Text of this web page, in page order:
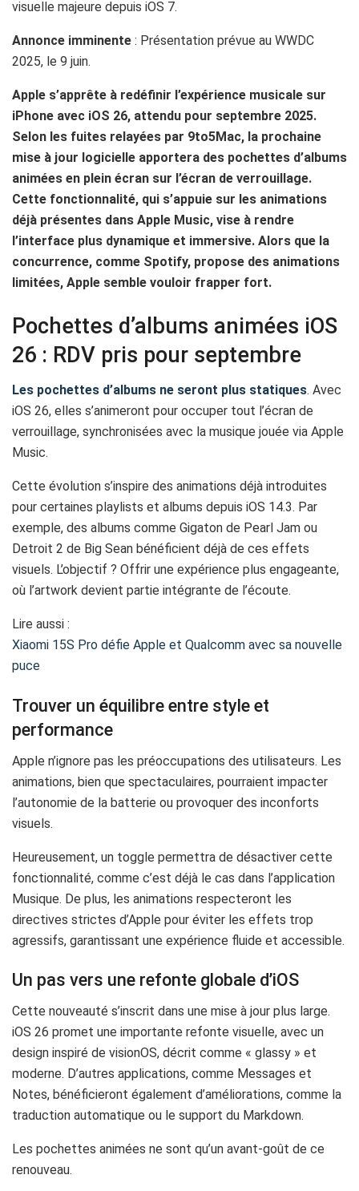
visuelle majeure depuis iOS 7.
Annonce imminente : Présentation prévue au WWDC
2025, le 9 juin.
Apple s’apprête à redéfinir l’expérience musicale sur
iPhone avec iOS 26, attendu pour septembre 2025.
Selon les fuites relayées par 9to5Mac, la prochaine
mise à jour logicielle apportera des pochettes d’albums
animées en plein écran sur l’écran de verrouillage.
Cette fonctionnalité, qui s’appuie sur les animations
déjà présentes dans Apple Music, vise à rendre
l’interface plus dynamique et immersive. Alors que la
concurrence, comme Spotify, propose des animations
limitées, Apple semble vouloir frapper fort.
Pochettes d’albums animées iOS
26 : RDV pris pour septembre
Les pochettes d’albums ne seront plus statiques. Avec
iOS 26, elles s’animeront pour occuper tout l’écran de
verrouillage, synchronisées avec la musique jouée via Apple
Music.
Cette évolution s’inspire des animations déjà introduites
pour certaines playlists et albums depuis iOS 14.3. Par
exemple, des albums comme Gigaton de Pearl Jam ou
Detroit 2 de Big Sean bénéficient déjà de ces effets
visuels. L’objectif ? Offrir une expérience plus engageante,
où l’artwork devient partie intégrante de l’écoute.
Lire aussi :
Xiaomi 15S Pro défie Apple et Qualcomm avec sa nouvelle
puce
Trouver un équilibre entre style et
performance
Apple n’ignore pas les préoccupations des utilisateurs. Les
animations, bien que spectaculaires, pourraient impacter
l’autonomie de la batterie ou provoquer des inconforts
visuels.
Heureusement, un toggle permettra de désactiver cette
fonctionnalité, comme c’est déjà le cas dans l’application
Musique. De plus, les animations respecteront les
directives strictes d’Apple pour éviter les effets trop
agressifs, garantissant une expérience fluide et accessible.
Un pas vers une refonte globale d’iOS
Cette nouveauté s’inscrit dans une mise à jour plus large.
iOS 26 promet une importante refonte visuelle, avec un
design inspiré de visionOS, décrit comme « glassy » et
moderne. D’autres applications, comme Messages et
Notes, bénéficieront également d’améliorations, comme la
traduction automatique ou le support du Markdown.
Les pochettes animées ne sont qu’un avant-goût de ce
renouveau.